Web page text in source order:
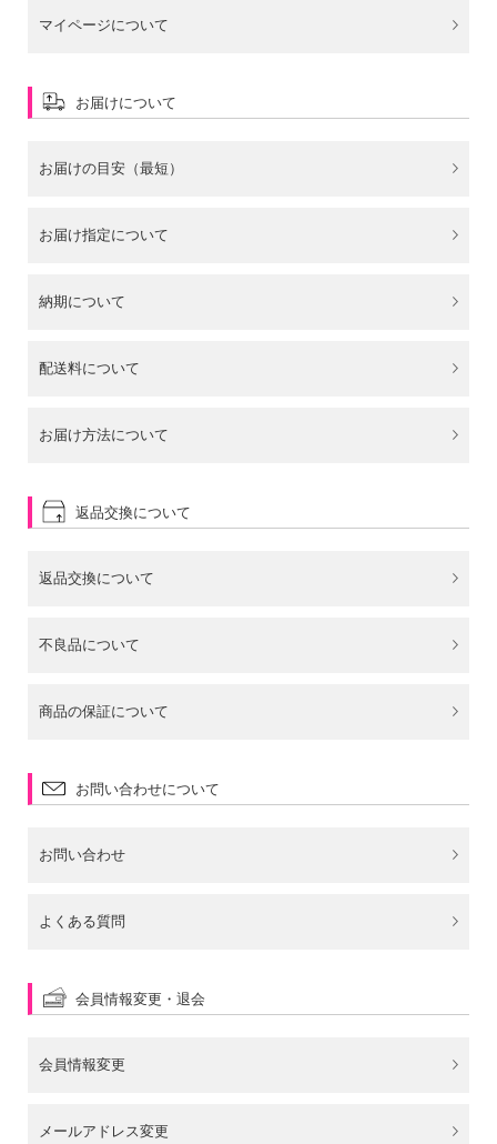
マイページについて
お届けについて
お届けの目安（最短）
お届け指定について
納期について
配送料について
お届け方法について
返品交換について
返品交換について
不良品について
商品の保証について
お問い合わせについて
お問い合わせ
よくある質問
会員情報変更・退会
会員情報変更
メールアドレス変更